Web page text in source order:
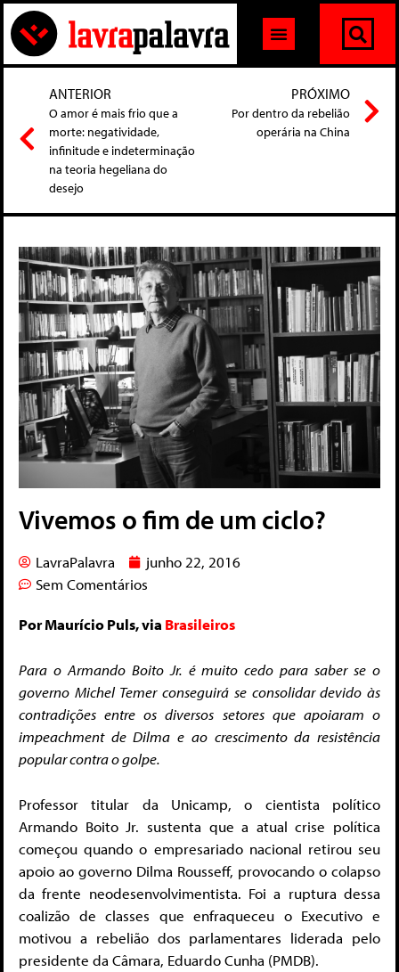
ANTERIOR
O amor é mais frio que a
morte: negatividade,
infinitude e indeterminação
na teoria hegeliana do
desejo
PRÓXIMO
Por dentro da rebelião
operária na China
Vivemos o fim de um ciclo?
LavraPalavra
junho 22, 2016
Sem Comentários
Por Maurício Puls, via Brasileiros
Para o Armando Boito Jr. é muito cedo para saber se o
governo Michel Temer conseguirá se consolidar devido às
contradições entre os diversos setores que apoiaram o
impeachment de Dilma e ao crescimento da resistência
popular contra o golpe.
Professor titular da Unicamp, o cientista político
Armando Boito Jr. sustenta que a atual crise política
começou quando o empresariado nacional retirou seu
apoio ao governo Dilma Rousseff, provocando o colapso
da frente neodesenvolvimentista. Foi a ruptura dessa
coalizão de classes que enfraqueceu o Executivo e
motivou a rebelião dos parlamentares liderada pelo
presidente da Câmara, Eduardo Cunha (PMDB).